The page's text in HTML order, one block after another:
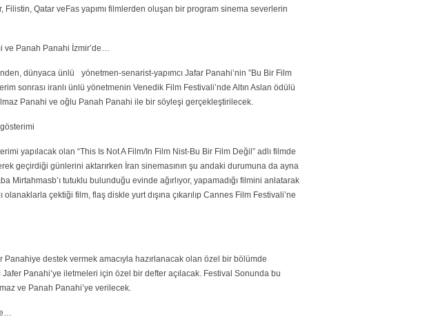
Filistin, Qatar veFas yapımı filmlerden oluşan bir program sinema severlerin
ve Panah Panahi İzmir’de…
dünyaca ünlü yönetmen-senarist-yapımcı Jafar Panahi’nin ”Bu Bir Film
sonrası iranlı ünlü yönetmenin Venedik Film Festivali’nde Altın Aslan ödülü
Panahi ve oğlu Panah Panahi ile bir söyleşi gerçekleştirilecek.
yapılacak olan “This Is Not A Film/In Film Nist-Bu Bir Film Değil” adlı filmde
geçirdiği günlerini aktarırken İran sinemasının şu andaki durumuna da ayna
Mirtahmasb’ı tutuklu bulunduğu evinde ağırlıyor, yapamadığı filmini anlatarak
olanaklarla çektiği film, flaş diskle yurt dışına çıkarılıp Cannes Film Festivali’ne
Panahiye destek vermek amacıyla hazırlanacak olan özel bir bölümde
Panahi’ye iletmeleri için özel bir defter açılacak. Festival Sonunda bu
ve Panah Panahi’ye verilecek.